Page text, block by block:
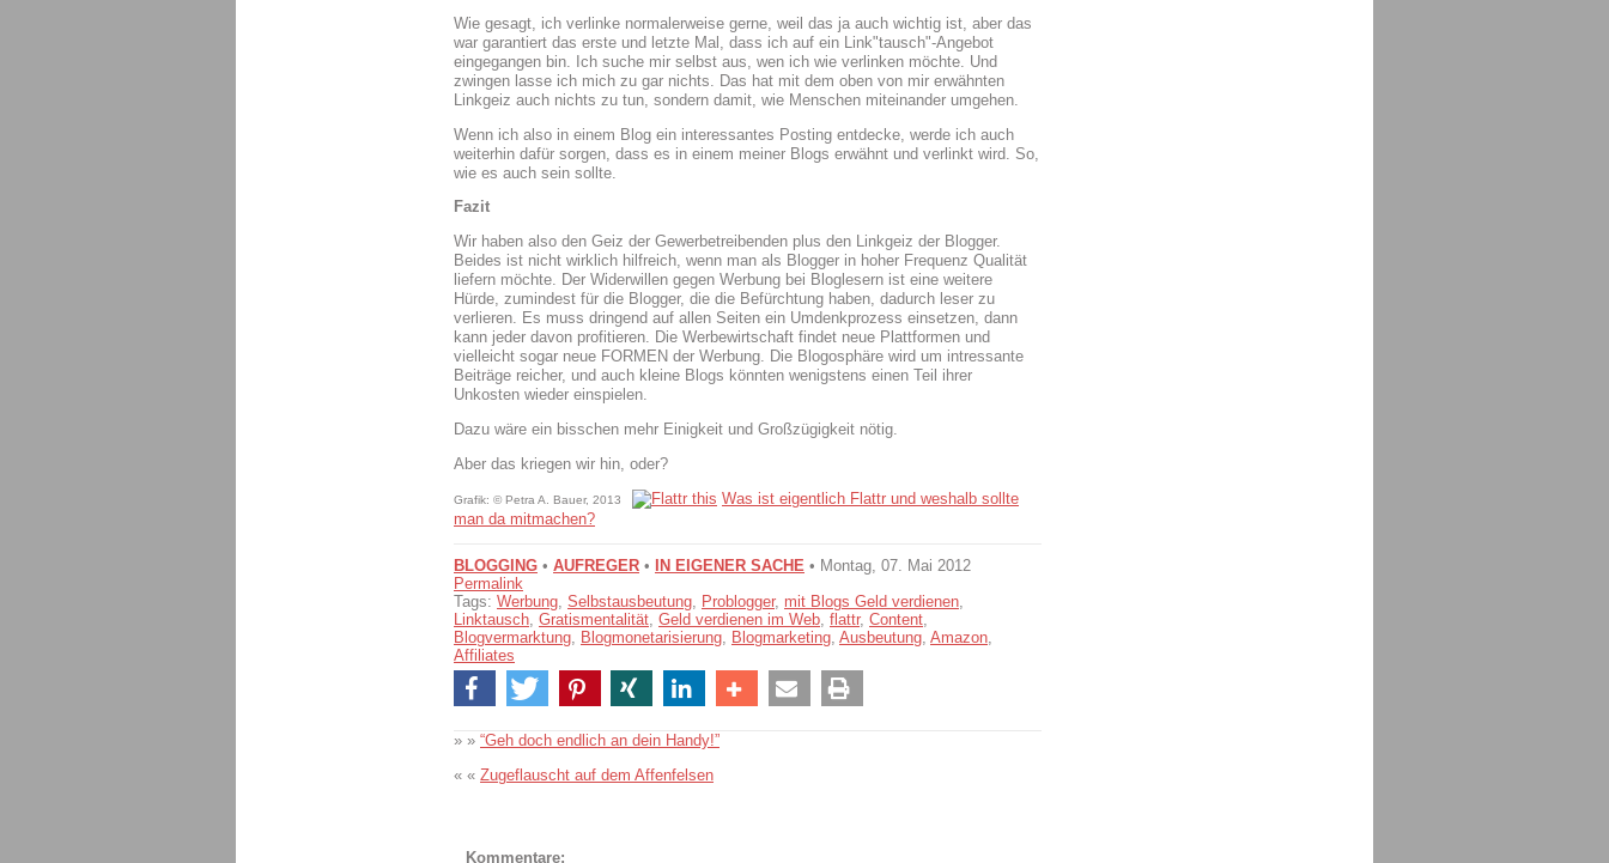
Wie gesagt, ich verlinke normalerweise gerne, weil das ja auch wichtig ist, aber das
war garantiert das erste und letzte Mal, dass ich auf ein Link"tausch"-Angebot
eingegangen bin. Ich suche mir selbst aus, wen ich wie verlinken möchte. Und
zwingen lasse ich mich zu gar nichts. Das hat mit dem oben von mir erwähnten
Linkgeiz auch nichts zu tun, sondern damit, wie Menschen miteinander umgehen.
Wenn ich also in einem Blog ein interessantes Posting entdecke, werde ich auch
weiterhin dafür sorgen, dass es in einem meiner Blogs erwähnt und verlinkt wird. So,
wie es auch sein sollte.
Fazit
Wir haben also den Geiz der Gewerbetreibenden plus den Linkgeiz der Blogger.
Beides ist nicht wirklich hilfreich, wenn man als Blogger in hoher Frequenz Qualität
liefern möchte. Der Widerwillen gegen Werbung bei Bloglesern ist eine weitere
Hürde, zumindest für die Blogger, die die Befürchtung haben, dadurch leser zu
verlieren. Es muss dringend auf allen Seiten ein Umdenkprozess einsetzen, dann
kann jeder davon profitieren. Die Werbewirtschaft findet neue Plattformen und
vielleicht sogar neue FORMEN der Werbung. Die Blogosphäre wird um intressante
Beiträge reicher, und auch kleine Blogs könnten wenigstens einen Teil ihrer
Unkosten wieder einspielen.
Dazu wäre ein bisschen mehr Einigkeit und Großzügigkeit nötig.
Aber das kriegen wir hin, oder?
Grafik: © Petra A. Bauer, 2013
Was ist eigentlich Flattr und weshalb sollte
man da mitmachen?
BLOGGING • AUFREGER • IN EIGENER SACHE • Montag, 07. Mai 2012
Permalink
Tags: Werbung, Selbstausbeutung, Problogger, mit Blogs Geld verdienen,
Linktausch, Gratismentalität, Geld verdienen im Web, flattr, Content,
Blogvermarktung, Blogmonetarisierung, Blogmarketing, Ausbeutung, Amazon,
Affiliates
» » “Geh doch endlich an dein Handy!”
« « Zugeflauscht auf dem Affenfelsen
Kommentare: